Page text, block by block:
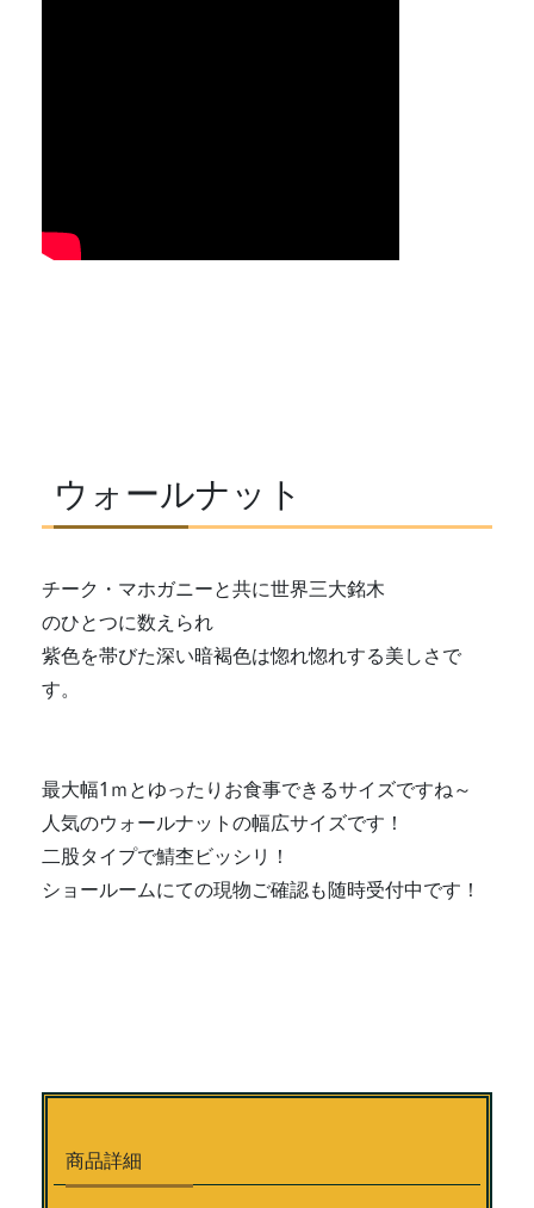
ウォールナット
チーク・マホガニーと共に世界三大銘木
のひとつに数えられ
紫色を帯びた深い暗褐色は惚れ惚れする美しさで
す。
最大幅1ｍとゆったりお食事できるサイズですね～
人気のウォールナットの幅広サイズです！
二股タイプで鯖杢ビッシリ！
ショールームにての現物ご確認も随時受付中です！
商品詳細